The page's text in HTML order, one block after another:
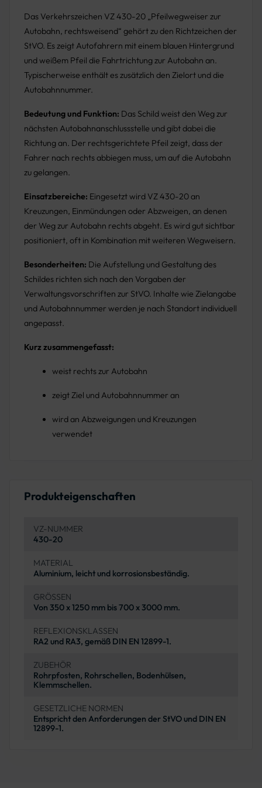
Das Verkehrszeichen VZ 430-20 „Pfeilwegweiser zur
Autobahn, rechtsweisend“ gehört zu den Richtzeichen der
StVO. Es zeigt Autofahrern mit einem blauen Hintergrund
und weißem Pfeil die Fahrtrichtung zur Autobahn an.
Typischerweise enthält es zusätzlich den Zielort und die
Autobahnnummer.
Bedeutung und Funktion: Das Schild weist den Weg zur
nächsten Autobahnanschlussstelle und gibt dabei die
Richtung an. Der rechtsgerichtete Pfeil zeigt, dass der
Fahrer nach rechts abbiegen muss, um auf die Autobahn
zu gelangen.
Einsatzbereiche: Eingesetzt wird VZ 430-20 an
Kreuzungen, Einmündungen oder Abzweigen, an denen
der Weg zur Autobahn rechts abgeht. Es wird gut sichtbar
positioniert, oft in Kombination mit weiteren Wegweisern.
Besonderheiten: Die Aufstellung und Gestaltung des
Schildes richten sich nach den Vorgaben der
Verwaltungsvorschriften zur StVO. Inhalte wie Zielangabe
und Autobahnnummer werden je nach Standort individuell
angepasst.
Kurz zusammengefasst:
weist rechts zur Autobahn
zeigt Ziel und Autobahnnummer an
wird an Abzweigungen und Kreuzungen
verwendet
Produkteigenschaften
VZ-NUMMER
430-20
MATERIAL
Aluminium, leicht und korrosionsbeständig.
GRÖSSEN
Von 350 x 1250 mm bis 700 x 3000 mm.
REFLEXIONSKLASSEN
RA2 und RA3, gemäß DIN EN 12899-1.
ZUBEHÖR
Rohrpfosten, Rohrschellen, Bodenhülsen,
Klemmschellen.
GESETZLICHE NORMEN
Entspricht den Anforderungen der StVO und DIN EN
12899-1.